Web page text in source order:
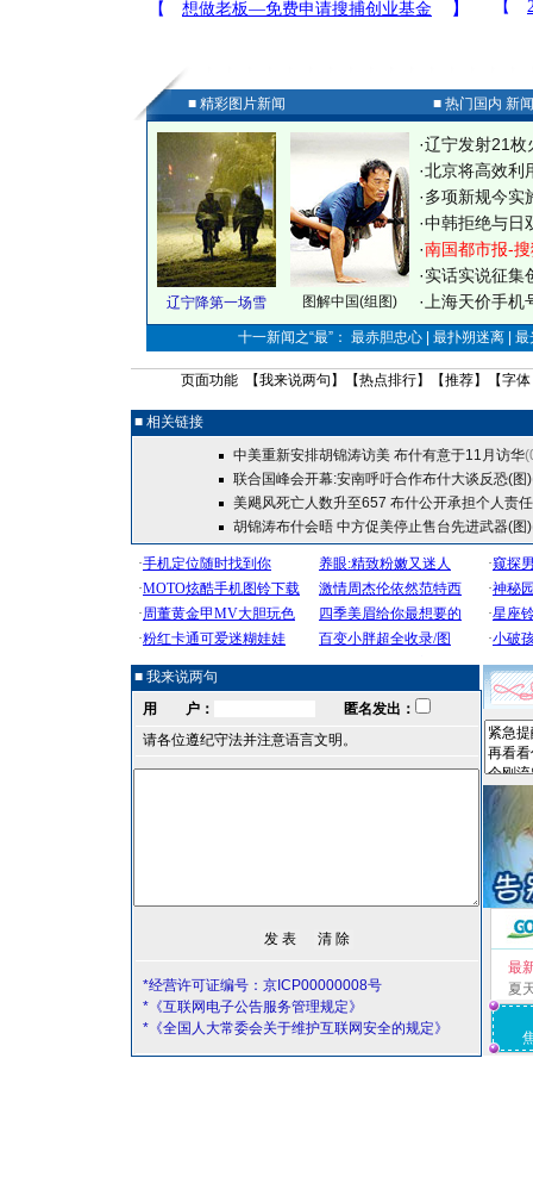
■ 精彩图片新闻 ■ 热门国内 新
辽宁降第一场雪 图解中国(组图)
·辽宁发射21枚
·北京将高效利
·多项新规今实
·中韩拒绝与日
·南国都市报-
·实话实说征集
· 上海天价手
十一新闻之“最”： 最赤胆忠心 | 最扑朔迷离 |
页面功能 【我来说两句 】【热点排行】【推荐】【字体
■ 相关链接
中美重新安排胡锦涛访美 布什有意于11月访华
联合国峰会开幕:安南呼吁合作布什大谈反恐(图)
美飓风死亡人数升至657 布什公开承担个人责任
胡锦涛布什会晤 中方促美停止售台先进武器(图)
■ 我来说两句
用 户：
匿名发出：
请各位遵纪守法并注意语言文明。
*经营许可证编号：京ICP00000008号
*《互联网电子公告服务管理规定》
*《全国人大常委会关于维护互联网安全的规定》
最
夏